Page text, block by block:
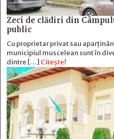
Zeci de clădiri din
public
Cu proprietar privat sau
municipiul muscelean sunt în
dintre […] Citește!